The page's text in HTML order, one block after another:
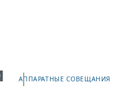
АППАРАТНЫЕ СОВЕЩАНИЯ